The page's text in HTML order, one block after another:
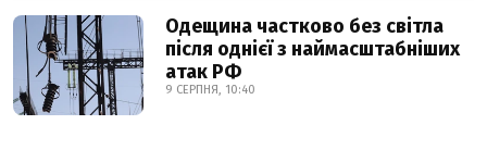
Одещина частково без світла
після однієї з наймасштабніших
атак РФ
9 СЕРПНЯ, 10:40